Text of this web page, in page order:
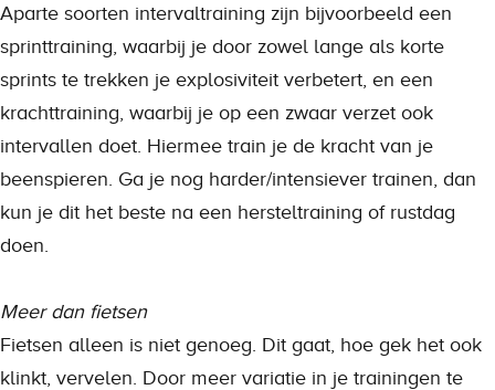
Aparte soorten intervaltraining zijn bijvoorbeeld een
sprinttraining, waarbij je door zowel lange als korte
sprints te trekken je explosiviteit verbetert, en een
krachttraining, waarbij je op een zwaar verzet ook
intervallen doet. Hiermee train je de kracht van je
beenspieren. Ga je nog harder/intensiever trainen, dan
kun je dit het beste na een hersteltraining of rustdag
doen.
Meer dan fietsen
Fietsen alleen is niet genoeg. Dit gaat, hoe gek het ook
klinkt, vervelen. Door meer variatie in je trainingen te